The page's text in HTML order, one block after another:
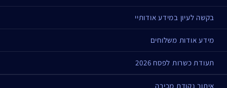
בקשה לעיון במידע אודותיי
מידע אודות משלוחים
תעודת כשרות לפסח 2026
איתור נקודת מכירה